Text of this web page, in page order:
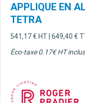
APPLIQUE EN
TETRA
541,17€ HT | 649,40 €
Éco-taxe 0.17€ HT inclus